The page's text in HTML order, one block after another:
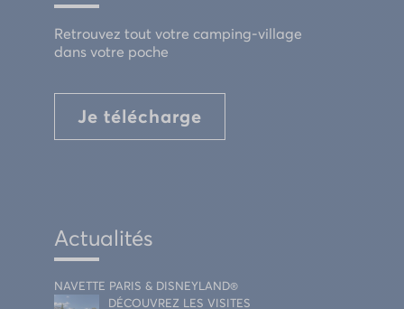
Retrouvez tout votre camping-village
dans votre poche
Je télécharge
Actualités
NAVETTE PARIS & DISNEYLAND®
DÉCOUVREZ LES VISITES